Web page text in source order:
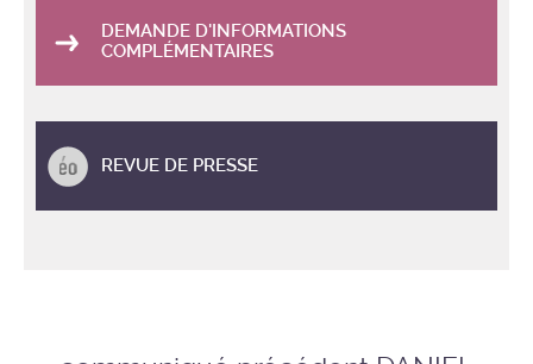
DEMANDE D'INFORMATIONS
COMPLÉMENTAIRES
REVUE DE PRESSE